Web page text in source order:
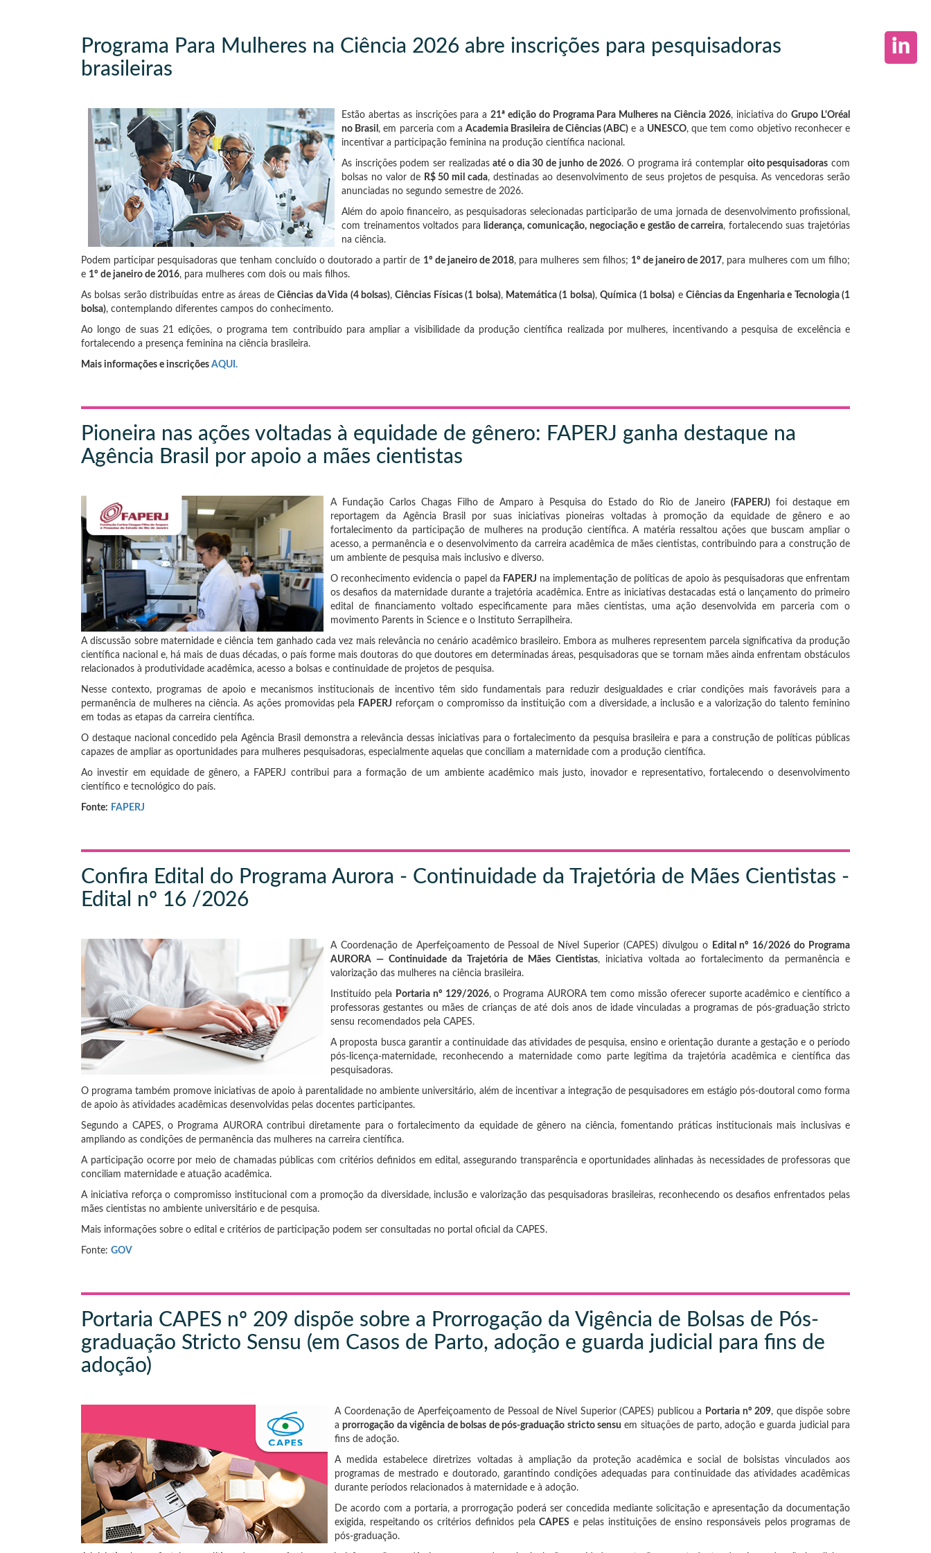
in
Programa Para Mulheres na Ciência 2026 abre inscrições para pesquisadoras
brasileiras
Estão abertas as inscrições para a 21ª edição do Programa Para Mulheres na Ciência 2026, iniciativa doGrupo L'Oréal
no Brasil , em parceria com aAcademia Brasileira de Ciências (ABC) e a UNESCO, que tem como objetivo reconhecer e
incentivar a participação feminina na produção científica nacional.
As inscrições podem ser realizadasaté o dia 30 de junho de 2026. O programa irá contemplar oito pesquisadoras com
bolsas no valor de R$ 50 mil cada, destinadas ao desenvolvimento de seus projetos de pesquisa. As vencedoras serão
anunciadas no segundo semestre de 2026.
Além do apoio financeiro, as pesquisadoras selecionadas participarão de uma jornada de desenvolvimento profissional,
com treinamentos voltados para liderança, comunicação, negociação e gestão de carreira, fortalecendo suas trajetórias
na ciência.
Podem participar pesquisadoras que tenham concluído o doutorado a partir de 1º de janeiro de 2018, para mulheres sem filhos; 1º de janeiro de 2017, para mulheres com um filho;
e 1º de janeiro de 2016, para mulheres com dois ou mais filhos.
As bolsas serão distribuídas entre as áreas deCiências da Vida (4 bolsas),Ciências Físicas (1 bolsa), Matemática (1 bolsa),Química (1 bolsa) e Ciências da Engenharia e Tecnologia (1
bolsa), contemplando diferentes campos do conhecimento.
Ao longo de suas 21 edições, o programa tem contribuído para ampliar a visibilidade da produção científica realizada por mulheres, incentivando a pesquisa de excelência e
fortalecendo a presença feminina na ciência brasileira.
Mais informações e inscrições AQUI.
Pioneira nas ações voltadas à equidade de gênero: FAPERJ ganha destaque na
Agência Brasil por apoio a mães cientistas
A Fundação Carlos Chagas Filho de Amparo à Pesquisa do Estado do Rio de Janeiro (FAPERJ) foi destaque em
reportagem da Agência Brasil por suas iniciativas pioneiras voltadas à promoção da equidade de gênero e ao
fortalecimento da participação de mulheres na produção científica. A matéria ressaltou ações que buscam ampliar o
acesso, a permanência e o desenvolvimento da carreira acadêmica de mães cientistas, contribuindo para a construção de
um ambiente de pesquisa mais inclusivo e diverso.
O reconhecimento evidencia o papel da FAPERJ na implementação de políticas de apoio às pesquisadoras que enfrentam
os desafios da maternidade durante a trajetória acadêmica. Entre as iniciativas destacadas está o lançamento do primeiro
edital de financiamento voltado especificamente para mães cientistas, uma ação desenvolvida em parceria com o
movimento Parents in Science e o Instituto Serrapilheira.
A discussão sobre maternidade e ciência tem ganhado cada vez mais relevância no cenário acadêmico brasileiro. Embora as mulheres representem parcela significativa da produção
científica nacional e, há mais de duas décadas, o país forme mais doutoras do que doutores em determinadas áreas, pesquisadoras que se tornam mães ainda enfrentam obstáculos
relacionados à produtividade acadêmica, acesso a bolsas e continuidade de projetos de pesquisa.
Nesse contexto, programas de apoio e mecanismos institucionais de incentivo têm sido fundamentais para reduzir desigualdades e criar condições mais favoráveis para a
permanência de mulheres na ciência. As ações promovidas pela
FAPERJ reforçam o compromisso da instituição com a diversidade, a inclusão e a valorização do talento feminino
em todas as etapas da carreira científica.
O destaque nacional concedido pela Agência Brasil demonstra a relevância dessas iniciativas para o fortalecimento da pesquisa brasileira e para a construção de políticas públicas
capazes de ampliar as oportunidades para mulheres pesquisadoras, especialmente aquelas que conciliam a maternidade com a produção científica.
Ao investir em equidade de gênero, a FAPERJ contribui para a formação de um ambiente acadêmico mais justo, inovador e representativo, fortalecendo o desenvolvimento
científico e tecnológico do país.
Fonte: FAPERJ
Confira Edital do Programa Aurora - Continuidade da Trajetória de Mães Cientistas -
Edital nº 16 /2026
A Coordenação de Aperfeiçoamento de Pessoal de Nível Superior (CAPES) divulgou o
Edital nº 16/2026 do Programa
AURORA — Continuidade da Trajetória de Mães Cientistas, iniciativa voltada ao fortalecimento da permanência e
valorização das mulheres na ciência brasileira.
Instituído pela Portaria nº 129/2026, o Programa AURORA tem como missão oferecer suporte acadêmico e científico a
professoras gestantes ou mães de crianças de até dois anos de idade vinculadas a programas de pós-graduação stricto
sensu recomendados pela CAPES.
A proposta busca garantir a continuidade das atividades de pesquisa, ensino e orientação durante a gestação e o período
pós-licença-maternidade, reconhecendo a maternidade como parte legítima da trajetória acadêmica e científica das
pesquisadoras.
O programa também promove iniciativas de apoio à parentalidade no ambiente universitário, além de incentivar a integração de pesquisadores em estágio pós-doutoral como forma
de apoio às atividades acadêmicas desenvolvidas pelas docentes participantes.
Segundo a CAPES, o Programa AURORA contribui diretamente para o fortalecimento da equidade de gênero na ciência, fomentando práticas institucionais mais inclusivas e
ampliando as condições de permanência das mulheres na carreira científica.
A participação ocorre por meio de chamadas públicas com critérios definidos em edital, assegurando transparência e oportunidades alinhadas às necessidades de professoras que
conciliam maternidade e atuação acadêmica.
A iniciativa reforça o compromisso institucional com a promoção da diversidade, inclusão e valorização das pesquisadoras brasileiras, reconhecendo os desafios enfrentados pelas
mães cientistas no ambiente universitário e de pesquisa.
Mais informações sobre o edital e critérios de participação podem ser consultadas no portal oficial da CAPES.
Fonte: GOV
Portaria CAPES nº 209 dispõe sobre a Prorrogação da Vigência de Bolsas de Pós-
graduação Stricto Sensu (em Casos de Parto, adoção e guarda judicial para fins de
adoção)
A Coordenação de Aperfeiçoamento de Pessoal de Nível Superior (CAPES) publicou a Portaria nº 209, que dispõe sobre
aprorrogação da vigência de bolsas de pós-graduação stricto sensu em situações de parto, adoção e guarda judicial para
fins de adoção.
A medida estabelece diretrizes voltadas à ampliação da proteção acadêmica e social de bolsistas vinculados aos
programas de mestrado e doutorado, garantindo condições adequadas para continuidade das atividades acadêmicas
durante períodos relacionados à maternidade e à adoção.
De acordo com a portaria, a prorrogação poderá ser concedida mediante solicitação e apresentação da documentação
exigida, respeitando os critérios definidos pelaCAPES e pelas instituições de ensino responsáveis pelos programas de
pós-graduação.